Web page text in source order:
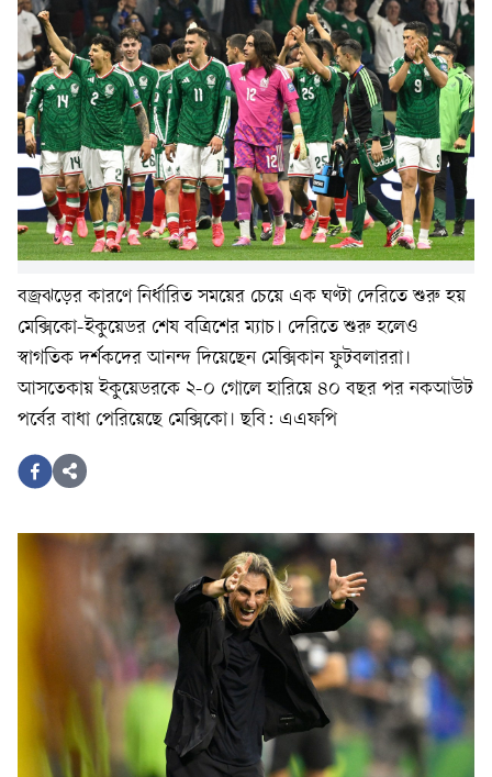
বজ্রঝড়ের কারণে নির্ধারিত সময়ের চেয়ে এক ঘণ্টা দেরিতে শুরু হয়
মেক্সিকো-ইকুয়েডর শেষ বত্রিশের ম্যাচ। দেরিতে শুরু হলেও
স্বাগতিক দর্শকদের আনন্দ দিয়েছেন মেক্সিকান ফুটবলাররা।
আসতেকায় ইকুয়েডরকে ২-০ গোলে হারিয়ে ৪০ বছর পর নকআউট
পর্বের বাধা পেরিয়েছে মেক্সিকো। ছবি: এএফপি